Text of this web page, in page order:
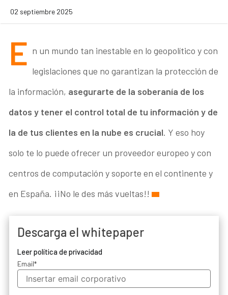
02 septiembre 2025
E n un mundo tan inestable en lo geopolítico y con
legislaciones que no garantizan la protección de
la información, asegurarte de la soberanía de los
datos y tener el control total de tu información y de
la de tus clientes en la nube es crucial. Y eso hoy
solo te lo puede ofrecer un proveedor europeo y con
centros de computación y soporte en el continente y
en España. ¡¡No le des más vueltas!!
Descarga el whitepaper
Leer política de privacidad
Email*